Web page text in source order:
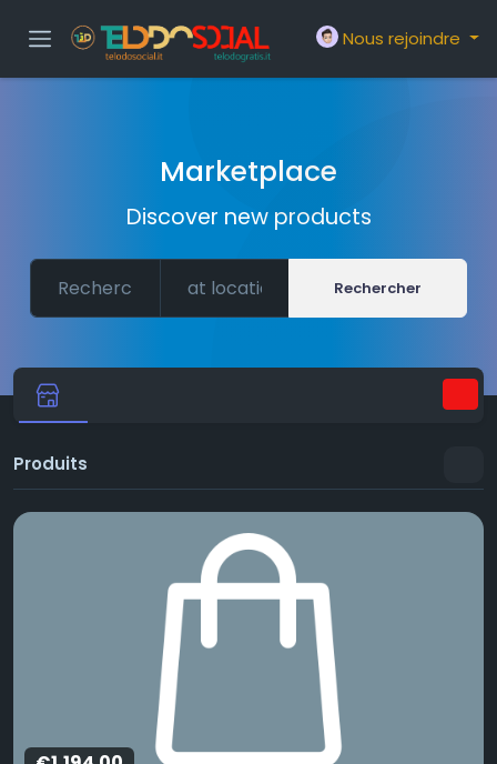
Nous rejoindre
Marketplace
Discover new products
Rechercher
Produits